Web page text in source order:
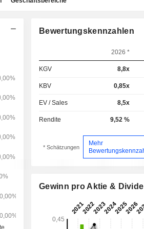
Bewertungskennzahlen
2026 *
KGV 8,8x
KBV 0,85x
EV / Sales 8,5x
Rendite 9,52 %
* Schätzungen
Mehr
Gewinn pro Aktie &